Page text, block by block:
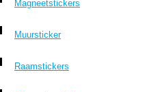
Magneetstickers
Muursticker
Raamstickers